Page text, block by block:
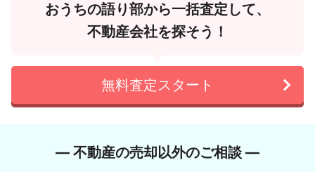
おうちの語り部から一括査定して、
不動産会社を探そう！
無料査定スタート
― 不動産の売却以外のご相談 ―